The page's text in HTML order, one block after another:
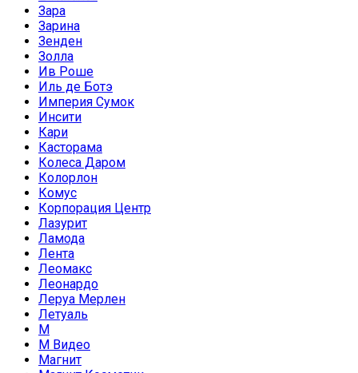
Зара
Зарина
Зенден
Золла
Ив Роше
Иль де Ботэ
Империя Сумок
Инсити
Кари
Касторама
Колеса Даром
Колорлон
Комус
Корпорация Центр
Лазурит
Ламода
Лента
Леомакс
Леонардо
Леруа Мерлен
Летуаль
М
М Видео
Магнит